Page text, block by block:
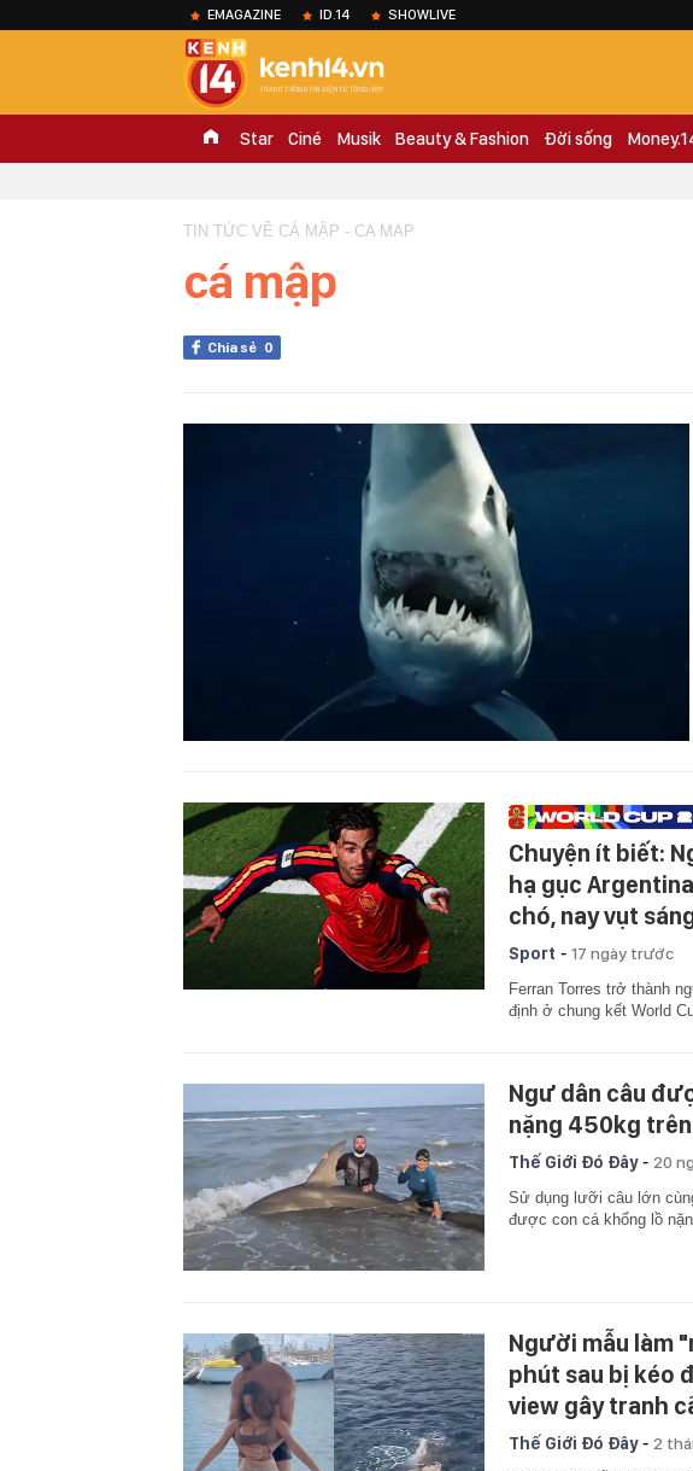
EMAGAZINE ID.14 SHOWLIVE
Star Ciné Musik Beauty & Fashion Đời sống
TIN TỨC VỀ CÁ MẬP - CA MAP
cá mập
Chia sẻ 0
Chuyện ít biết:
hạ gục
chó, nay vụt
Sport - 17 ngày trước
Ferran Torres trở thành
định ở chung kết World
Ngư dân câu
nặng 450kg
Thế Giới Đó Đây- 20
Sử dụng lưỡi câu lớn
được con cá khổng lồ
Người mẫu làm
phút sau bị kéo
view gây tranh
Thế Giới Đó Đây- 2